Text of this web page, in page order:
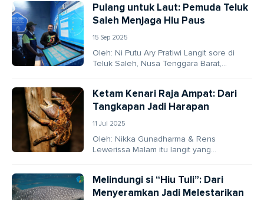
Pulang untuk Laut: Pemuda Teluk
Saleh Menjaga Hiu Paus
15 Sep 2025
Oleh: Ni Putu Ary Pratiwi Langit sore di
Teluk Saleh, Nusa Tenggara Barat,
Ketam Kenari Raja Ampat: Dari
Tangkapan Jadi Harapan
11 Jul 2025
Oleh: Nikka Gunadharma & Rens
Lewerissa Malam itu langit yang
menyembunyikan...
Melindungi si “Hiu Tuli”: Dari
Menyeramkan Jadi Melestarikan